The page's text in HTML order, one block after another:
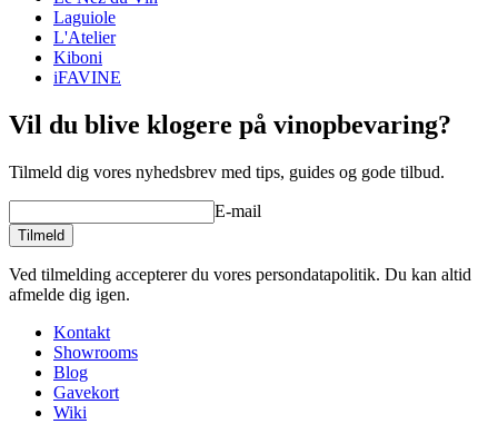
Laguiole
L'Atelier
Kiboni
iFAVINE
Vil du blive klogere på vinopbevaring?
Tilmeld dig vores nyhedsbrev med tips, guides og gode tilbud.
E-mail
Tilmeld
Ved tilmelding accepterer du vores persondatapolitik. Du kan altid
afmelde dig igen.
Kontakt
Showrooms
Blog
Gavekort
Wiki